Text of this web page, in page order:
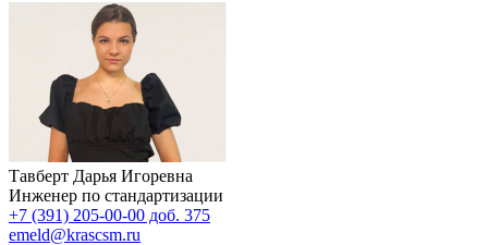
Тавберт Дарья Игоревна
Инженер по стандартизации
+7 (391) 205-00-00 доб. 375
emeld@krascsm.ru